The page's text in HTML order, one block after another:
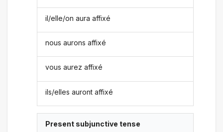
il/elle/on aura affixé
nous aurons affixé
vous aurez affixé
ils/elles auront affixé
Present subjunctive tense